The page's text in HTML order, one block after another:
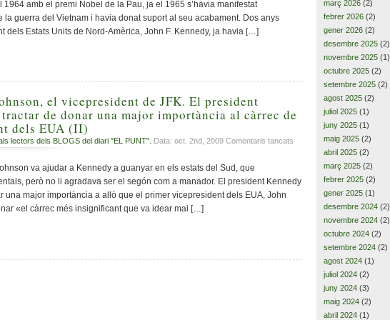
(Martin
Luther
1964 amb el premi Nobel de la Pau, ja el 1965 s’havia manifestat
la guerra del Vietnam i havia donat suport al seu acabament. Dos anys
dels Estats Units de Nord-Amèrica, John F. Kennedy, ja havia […]
el vicepresident de JFK. El president
de donar una major importància al càrrec de
dels EUA (II)
lectors dels BLOGS del diari "EL PUNT". Data: oct. 2nd, 2009 Comentaris tancats
Johnson,
el
president
Kennedy
va ajudar a Kennedy a guanyar en els estats del Sud, que
però no li agradava ser el segón com a manador. El president Kennedy
una major importància a allò que el primer vicepresident dels EUA, John
«el càrrec més insignificant que va idear mai […]
març 2026 (2)
febrer 2026 (2)
gener 2026 (2)
desembre 2025 (2)
novembre 2025 (1)
octubre 2025 (2)
setembre 2025 (2)
agost 2025 (2)
juliol 2025 (1)
juny 2025 (1)
maig 2025 (2)
abril 2025 (2)
març 2025 (2)
febrer 2025 (2)
gener 2025 (1)
desembre 2024 (2)
novembre 2024 (2)
octubre 2024 (2)
setembre 2024 (2)
agost 2024 (1)
juliol 2024 (2)
juny 2024 (3)
maig 2024 (2)
abril 2024 (1)